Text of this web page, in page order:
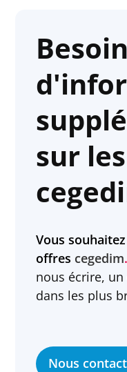
Besoin
sur
Vous
offres cegedim.
nous écrire,
dans les plus
Nous